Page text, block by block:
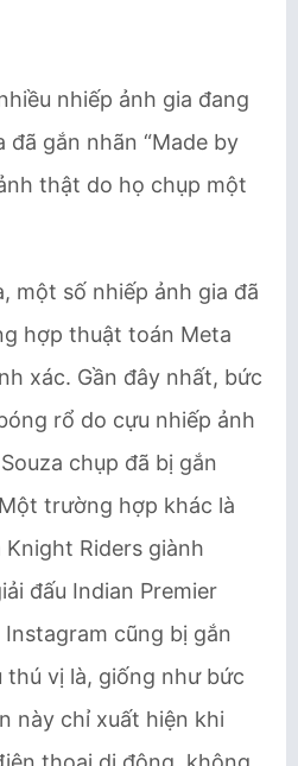
nhiếp ảnh gia đang
đã gắn nhãn “Made by
thật do họ chụp một
một số nhiếp ảnh gia đã
hợp thuật toán Meta
xác. Gần đây nhất, bức
rổ do cựu nhiếp ảnh
chụp đã bị gắn
trường hợp khác là
Riders giành
đấu Indian Premier
cũng bị gắn
vị là, giống như bức
này chỉ xuất hiện khi